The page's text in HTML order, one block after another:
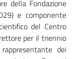
della Fondazione
e componente
del Centro
per il triennio
dei